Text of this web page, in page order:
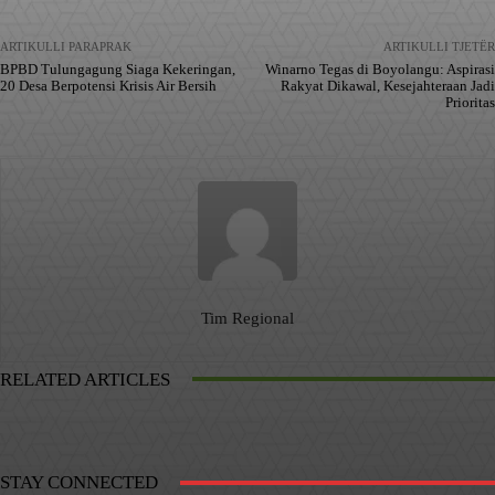
ARTIKULLI PARAPRAK
BPBD Tulungagung Siaga Kekeringan,
20 Desa Berpotensi Krisis Air Bersih
ARTIKULLI TJETËR
Winarno Tegas di Boyolangu: Aspirasi
Rakyat Dikawal, Kesejahteraan Jadi
Prioritas
Tim Regional
RELATED ARTICLES
STAY CONNECTED